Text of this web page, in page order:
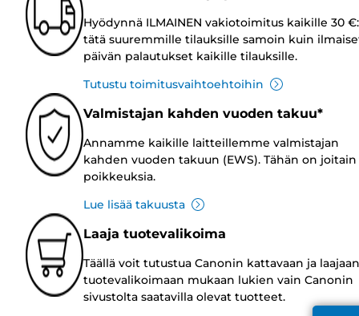
Hyödynnä ILMAINEN vakiotoimitus kaikille 30
tätä suuremmille tilauksille samoin kuin
päivän palautukset kaikille tilauksille.
Tutustu toimitusvaihtoehtoihin
Valmistajan kahden vuoden takuu*
Annamme kaikille laitteillemme valmistajan
kahden vuoden takuun (EWS). Tähän on joitain
poikkeuksia.
Lue lisää takuusta
Laaja tuotevalikoima
Täällä voit tutustua Canonin kattavaan ja laajaan
tuotevalikoimaan mukaan lukien vain Canonin
sivustolta saatavilla olevat tuotteet.